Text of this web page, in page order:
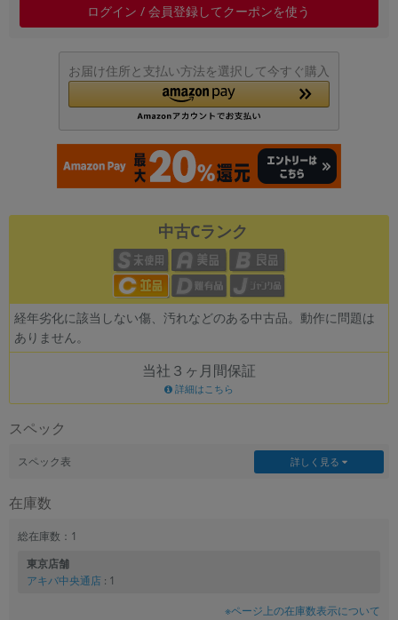
ログイン / 会員登録してクーポンを使う
お届け住所と支払い方法を選択して今すぐ購入
中古Cランク
経年劣化に該当しない傷、汚れなどのある中古品。動作に問題は
ありません。
当社３ヶ月間保証
詳細はこちら
スペック
スペック表 詳しく見る
在庫数
総在庫数：1
東京店舗
アキバ中央通店 : 1
※ページ上の在庫数表示について